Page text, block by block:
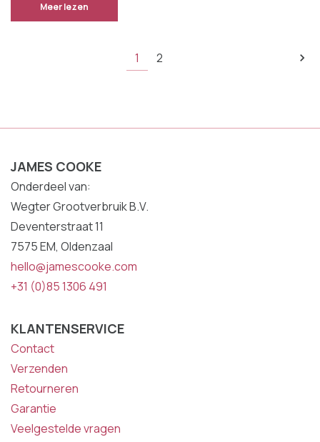
Meer lezen
1 2
JAMES COOKE
Onderdeel van:
Wegter Grootverbruik B.V.
Deventerstraat 11
7575 EM, Oldenzaal
hello@jamescooke.com
+31 (0)85 1306 491
KLANTENSERVICE
Contact
Verzenden
Retourneren
Garantie
Veelgestelde vragen